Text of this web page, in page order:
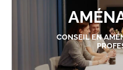
CONSEIL EN